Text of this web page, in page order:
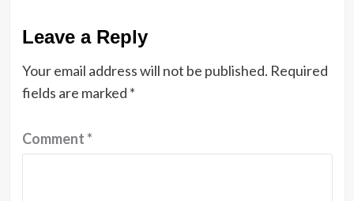
Leave a Reply
Your email address will not be published. Required
fields are marked *
Comment*